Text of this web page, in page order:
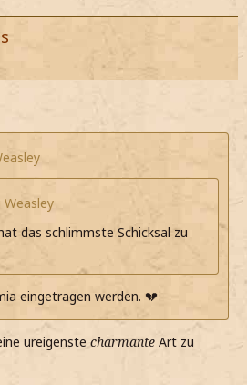
das schlimmste Schicksal zu
eingetragen werden. 💔
ureigenste charmante Art zu